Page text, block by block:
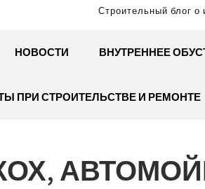
Строительный блог о
НОВОСТИ ВНУТРЕННЕЕ
ПРИ СТРОИТЕЛЬСТВЕ И РЕМОНТЕ